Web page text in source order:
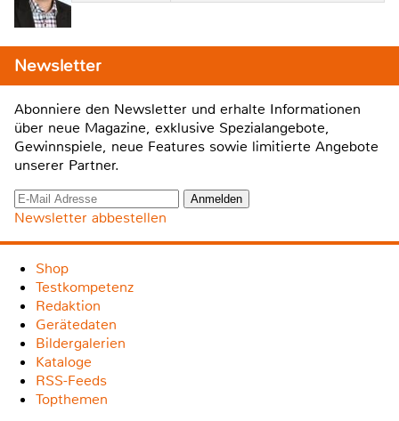
Newsletter
Abonniere den Newsletter und erhalte Informationen
über neue Magazine, exklusive Spezialangebote,
Gewinnspiele, neue Features sowie limitierte Angebote
unserer Partner.
Newsletter abbestellen
Shop
Testkompetenz
Redaktion
Gerätedaten
Bildergalerien
Kataloge
RSS-Feeds
Topthemen